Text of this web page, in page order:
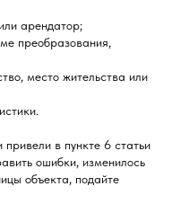
арендатор;
преобразования,
место жительства или
в пункте 6 статьи
ошибки, изменилось
объекта, подайте